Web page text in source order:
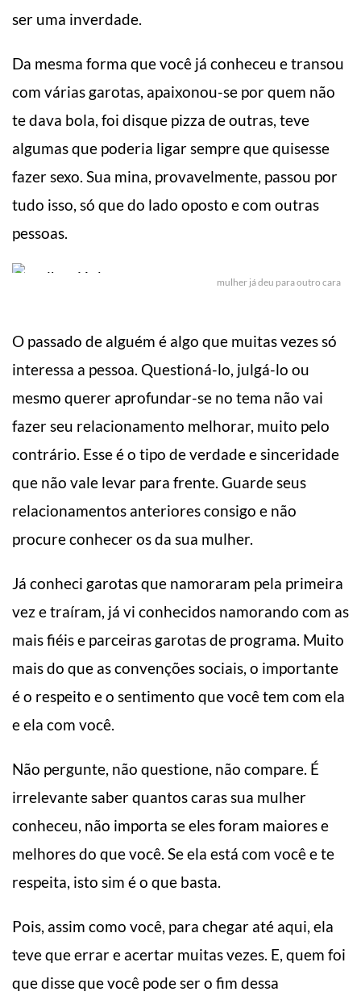
ser uma inverdade.
Da mesma forma que você já conheceu e transou
com várias garotas, apaixonou-se por quem não
te dava bola, foi disque pizza de outras, teve
algumas que poderia ligar sempre que quisesse
fazer sexo. Sua mina, provavelmente, passou por
tudo isso, só que do lado oposto e com outras
pessoas.
mulher já deu para outro cara
O passado de alguém é algo que muitas vezes só
interessa a pessoa. Questioná-lo, julgá-lo ou
mesmo querer aprofundar-se no tema não vai
fazer seu relacionamento melhorar, muito pelo
contrário. Esse é o tipo de verdade e sinceridade
que não vale levar para frente. Guarde seus
relacionamentos anteriores consigo e não
procure conhecer os da sua mulher.
Já conheci garotas que namoraram pela primeira
vez e traíram, já vi conhecidos namorando com as
mais fiéis e parceiras garotas de programa. Muito
mais do que as convenções sociais, o importante
é o respeito e o sentimento que você tem com ela
e ela com você.
Não pergunte, não questione, não compare. É
irrelevante saber quantos caras sua mulher
conheceu, não importa se eles foram maiores e
melhores do que você. Se ela está com você e te
respeita, isto sim é o que basta.
Pois, assim como você, para chegar até aqui, ela
teve que errar e acertar muitas vezes. E, quem foi
que disse que você pode ser o fim dessa